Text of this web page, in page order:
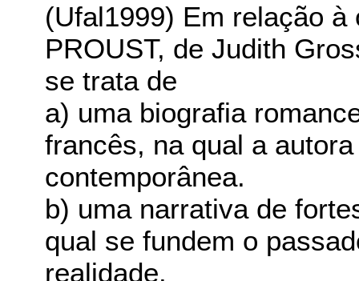
(Ufal1999) Em relação
PROUST, de Judith
se trata de
a) uma biografia
francês, na qual a
contemporânea.
b) uma narrativa de
qual se fundem o
realidade.